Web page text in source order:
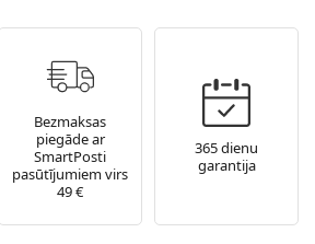
Bezmaksas
piegāde ar
SmartPosti
pasūtījumiem virs
49 €
365 dienu
garantija